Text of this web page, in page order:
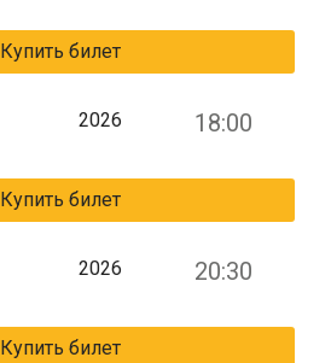
Купить билет
2026 18:00
Купить билет
2026 20:30
Купить билет